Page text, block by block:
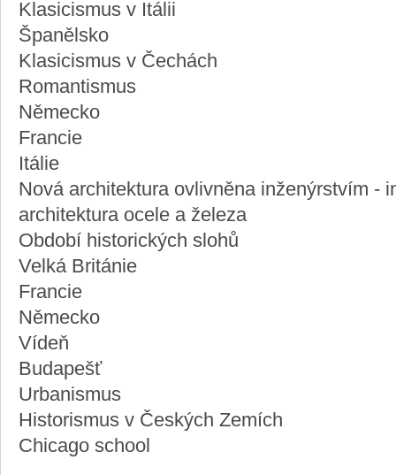
Klasicismus v Itálii
Španělsko
Klasicismus v Čechách
Romantismus
Německo
Francie
Itálie
Nová architektura ovlivněna inženýrstvím -
architektura ocele a železa
Období historických slohů
Velká Británie
Francie
Německo
Vídeň
Budapešť
Urbanismus
Historismus v Českých Zemích
Chicago school